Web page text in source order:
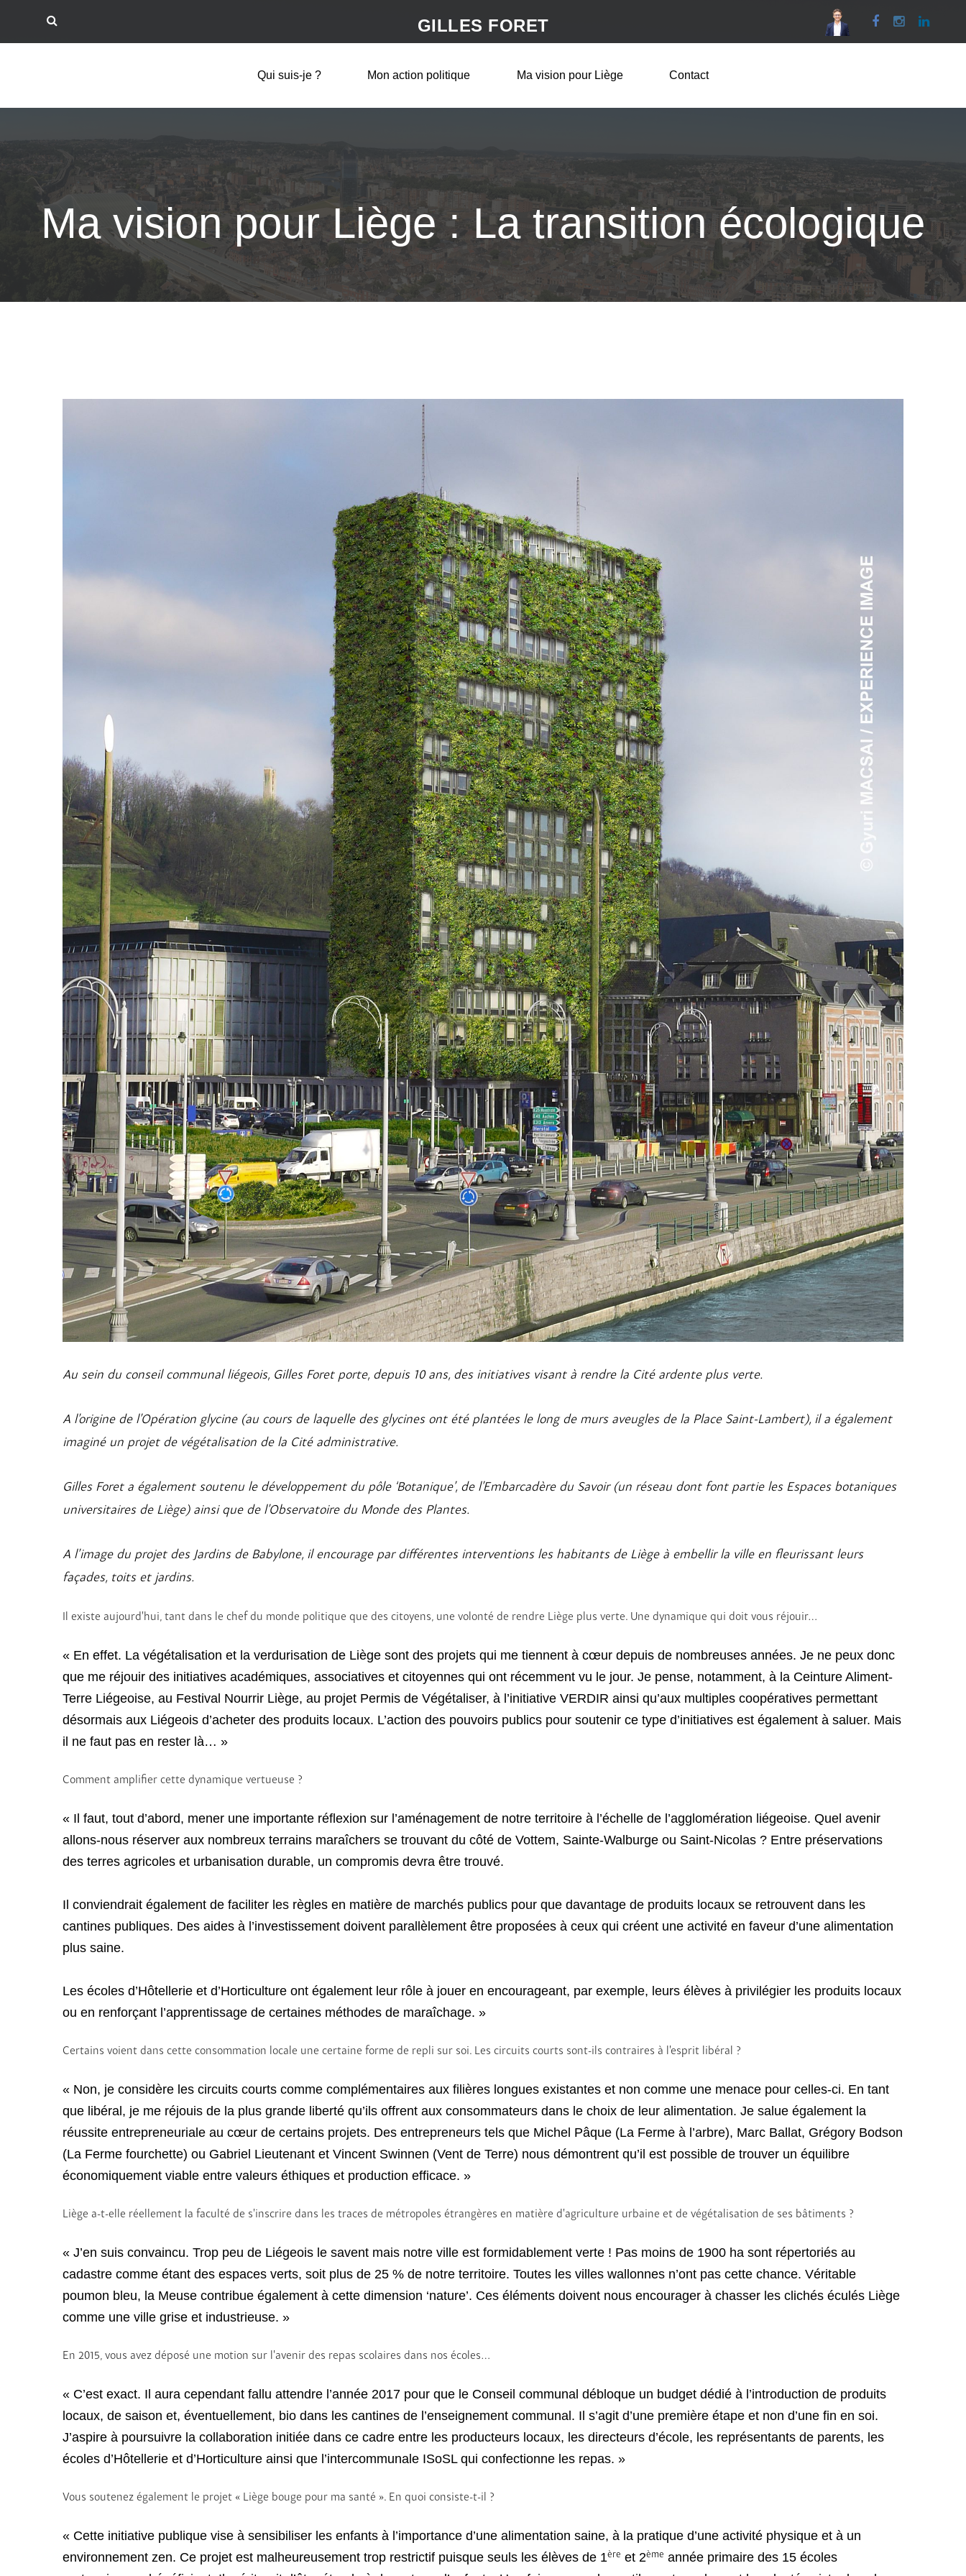
GILLES FORET
Qui suis-je ? Mon action politique Ma vision pour Liège Contact
Ma vision pour Liège : La transition écologique
Au sein du conseil communal liégeois, Gilles Foret porte, depuis 10 ans, des initiatives visant à rendre la Cité ardente plus verte.
A l’origine de l’Opération glycine(au cours de laquelle des glycines ont été plantées le long de murs aveugles de la Place Saint-Lambert), il a également
imaginé un projet de végétalisation de la Cité administrative.
Gilles Foret a également soutenu le développement du pôle ‘Botanique’, de l’Embarcadère du Savoir(un réseau dont font partie les Espaces botaniques
universitaires de Liège) ainsi que de l’Observatoire du Monde des Plantes.
A l’image du projet des Jardins de Babylone, il encourage par différentes interventions les habitants de Liège à embellir la ville en fleurissant leurs
façades, toits et jardins.
Il existe aujourd’hui, tant dans le chef du monde politique que des citoyens, une volonté de rendre Liège plus verte. Une dynamique qui doit vous réjouir…
« En effet. La végétalisation et la verdurisation de Liège sont des projets qui me tiennent à cœur depuis de nombreuses années. Je ne peux donc
que me réjouir des initiatives académiques, associatives et citoyennes qui ont récemment vu le jour. Je pense, notamment, à la Ceinture Aliment-
Terre Liégeoise, au Festival Nourrir Liège, au projet Permis de Végétaliser, à l’initiative VERDIR ainsi qu’aux multiples coopératives permettant
désormais aux Liégeois d’acheter des produits locaux. L’action des pouvoirs publics pour soutenir ce type d’initiatives est également à saluer. Mais
il ne faut pas en rester là… »
Comment amplifier cette dynamique vertueuse ?
« Il faut, tout d’abord, mener une importante réflexion sur l’aménagement de notre territoire à l’échelle de l’agglomération liégeoise. Quel avenir
allons-nous réserver aux nombreux terrains maraîchers se trouvant du côté de Vottem, Sainte-Walburge ou Saint-Nicolas ? Entre préservations
des terres agricoles et urbanisation durable, un compromis devra être trouvé.
Il conviendrait également de faciliter les règles en matière de marchés publics pour que davantage de produits locaux se retrouvent dans les
cantines publiques. Des aides à l’investissement doivent parallèlement être proposées à ceux qui créent une activité en faveur d’une alimentation
plus saine.
Les écoles d’Hôtellerie et d’Horticulture ont également leur rôle à jouer en encourageant, par exemple, leurs élèves à privilégier les produits locaux
ou en renforçant l’apprentissage de certaines méthodes de maraîchage. »
Certains voient dans cette consommation locale une certaine forme de repli sur soi. Les circuits courts sont-ils contraires à l’esprit libéral ?
« Non, je considère les circuits courts comme complémentaires aux filières longues existantes et non comme une menace pour celles-ci. En tant
que libéral, je me réjouis de la plus grande liberté qu’ils offrent aux consommateurs dans le choix de leur alimentation. Je salue également la
réussite entrepreneuriale au cœur de certains projets. Des entrepreneurs tels que Michel Pâque (La Ferme à l’arbre), Marc Ballat, Grégory Bodson
(La Ferme fourchette) ou Gabriel Lieutenant et Vincent Swinnen (Vent de Terre) nous démontrent qu’il est possible de trouver un équilibre
économiquement viable entre valeurs éthiques et production efficace. »
Liège a-t-elle réellement la faculté de s’inscrire dans les traces de métropoles étrangères en matière d’agriculture urbaine et de végétalisation de ses bâtiments ?
« J’en suis convaincu. Trop peu de Liégeois le savent mais notre ville est formidablement verte ! Pas moins de 1900 ha sont répertoriés au
cadastre comme étant des espaces verts, soit plus de 25 % de notre territoire. Toutes les villes wallonnes n’ont pas cette chance. Véritable
poumon bleu, la Meuse contribue également à cette dimension ‘nature’. Ces éléments doivent nous encourager à chasser les clichés éculés Liège
comme une ville grise et industrieuse. »
En 2015, vous avez déposé une motion sur l’avenir des repas scolaires dans nos écoles…
« C’est exact. Il aura cependant fallu attendre l’année 2017 pour que le Conseil communal débloque un budget dédié à l’introduction de produits
locaux, de saison et, éventuellement, bio dans les cantines de l’enseignement communal. Il s’agit d’une première étape et non d’une fin en soi.
J’aspire à poursuivre la collaboration initiée dans ce cadre entre les producteurs locaux, les directeurs d’école, les représentants de parents, les
écoles d’Hôtellerie et d’Horticulture ainsi que l’intercommunale ISoSL qui confectionne les repas. »
Vous soutenez également le projet « Liège bouge pour ma santé ». En quoi consiste-t-il ?
« Cette initiative publique vise à sensibiliser les enfants à l’importance d’une alimentation saine, à la pratique d’une activité physique et à un
environnement zen. Ce projet est malheureusement trop restrictif puisque seuls les élèves de 1ère et 2ème année primaire des 15 écoles